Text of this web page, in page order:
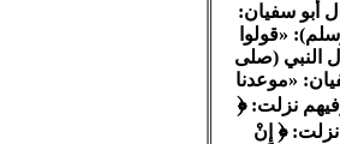
أبو سفيان:
«قولوا
النبي (صلى
«موعدنا
نزلت:﴿
نزلت:﴿ إِنْ